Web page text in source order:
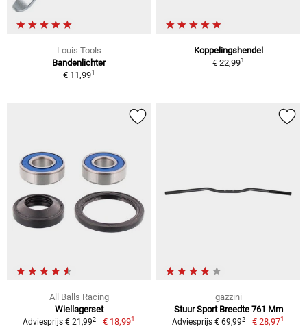
Louis Tools
Bandenlichter
€ 11,991
Koppelingshendel
€ 22,991
All Balls Racing
Wiellagerset
Adviesprijs € 21,992 € 18,991
gazzini
Stuur Sport Breedte 761 Mm
Adviesprijs € 69,992 € 28,971